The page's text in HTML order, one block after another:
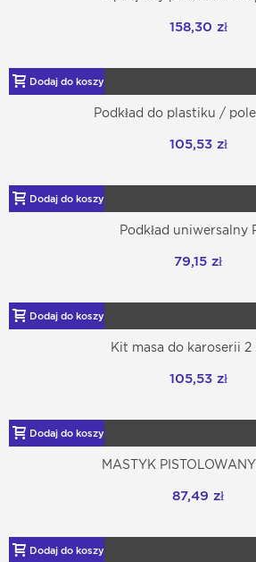
158,30 zł
Dodaj do koszyka
Podkład do plastiku /
105,53 zł
Dodaj do koszyka
Podkład uniwersalny
79,15 zł
Dodaj do koszyka
Kit masa do karoserii 2
105,53 zł
Dodaj do koszyka
MASTYK
87,49 zł
Dodaj do koszyka